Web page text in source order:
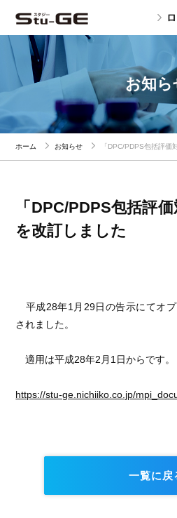
お知ら
ホーム お知らせ 「DPC/PDPS包括評価
「DPC/PDPS包括評
を改訂しました
平成28年1月29日の告示にてオ
されました。
適用は平成28年2月1日からです。
https://stu-ge.nichiiko.co.jp/
一覧に戻